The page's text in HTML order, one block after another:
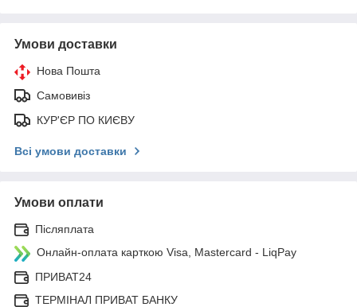
Умови доставки
Нова Пошта
Самовивіз
КУР'ЄР ПО КИЄВУ
Всі умови доставки
Умови оплати
Післяплата
Онлайн-оплата карткою Visa, Mastercard - LiqPay
ПРИВАТ24
ТЕРМІНАЛ ПРИВАТ БАНКУ